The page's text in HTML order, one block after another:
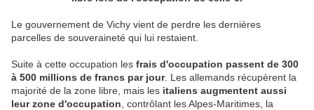
Le gouvernement de Vichy vient de perdre les dernières
parcelles de souveraineté qui lui restaient.
Suite à cette occupation les frais d'occupation passent de 300
à 500 millions de francs par jour. Les allemands récupèrent la
majorité de la zone libre, mais les italiens augmentent aussi
leur zone d'occupation , contrôlant les Alpes-Maritimes, la